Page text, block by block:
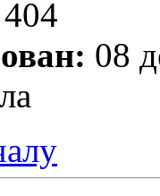
404
08